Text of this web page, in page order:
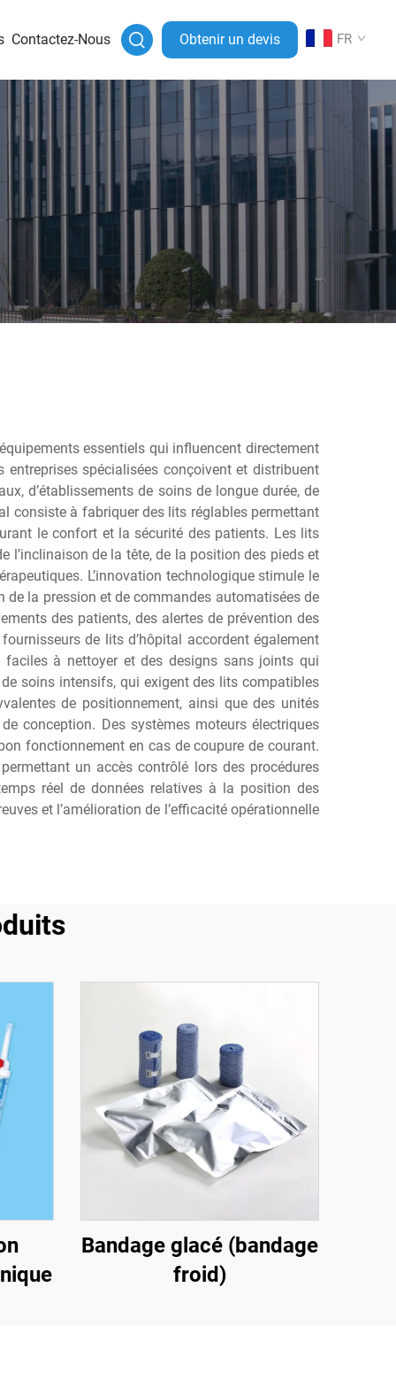
Contactez-Nous Obtenir un devis FR
essentiels qui influencent directement
spécialisées conçoivent et distribuent
d’établissements de soins de longue durée, de
consiste à fabriquer des lits réglables permettant
le confort et la sécurité des patients. Les lits
l’inclinaison de la tête, de la position des pieds et
L’innovation technologique stimule le
de la pression et de commandes automatisées de
des patients, des alertes de prévention des
de lits d’hôpital accordent également
à nettoyer et des designs sans joints qui
soins intensifs, qui exigent des lits compatibles
de positionnement, ainsi que des unités
conception. Des systèmes moteurs électriques
fonctionnement en cas de coupure de courant.
un accès contrôlé lors des procédures
réel de données relatives à la position des
et l’amélioration de l’efficacité opérationnelle
Bandage glacé (bandage
froid)